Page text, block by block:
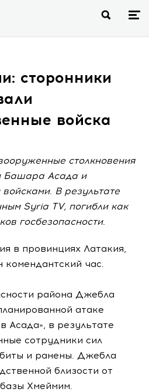
сторонники
войска
столкновения
Башара Асада и
В результате
Syria TV, погибли как
госбезопасности.
в провинциях Латакия,
комендантский час.
района Джебла
атаке
Асада», в результате
сотрудники сил
и ранены. Джебла
близости от
Хмеймим.